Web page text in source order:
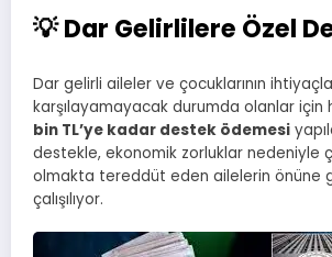
💡 Dar Gelirlilere Özel
Dar gelirli aileler ve çocuklarının
karşılayamayacak durumda olanlar için
bin TL’ye kadar destek ödemesi
destekle, ekonomik zorluklar nedeniyle
olmakta tereddüt eden ailelerin önüne
çalışılıyor.